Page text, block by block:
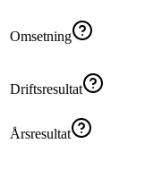
Omsetning
Driftsresultat
Årsresultat